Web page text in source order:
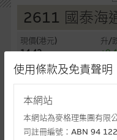
牛熊證
選股攻略
中資股票專頁
麥格理投資教室
2611 國泰海
現價(港元)
14.42
升/
賣出價*
14.42
成交
最後更新時間: 07-08-2026
使用條款及免責聲明
本網站
本網站為麥格理集團有
司註冊編號：ABN 94